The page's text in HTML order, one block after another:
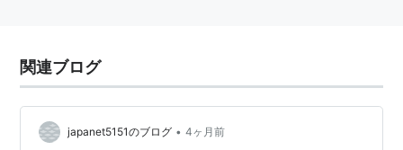
システムに支障が出るほど、頻繁に長時間、使用する者
用例
関連ブログ
japanet5151のブログ • 4ヶ月前